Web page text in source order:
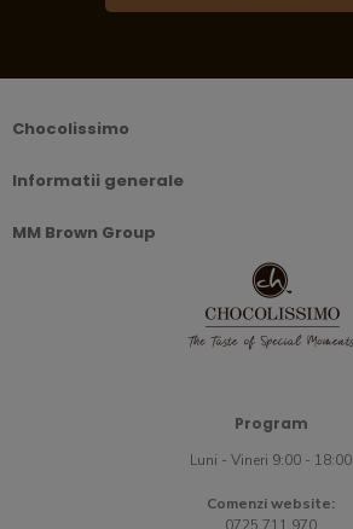
Chocolissimo
Informatii generale
MM Brown Group
Program
Luni - Vineri 9:00 - 18:00
Comenzi website: